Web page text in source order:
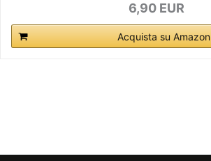
6,90 EUR
Acquista su Amazon